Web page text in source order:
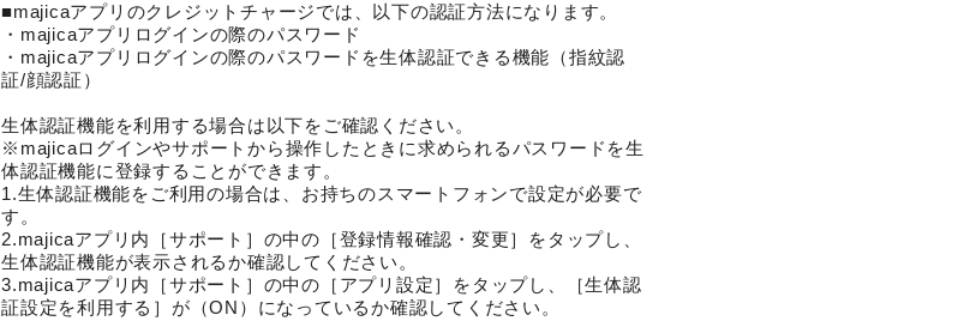
■majicaアプリのクレジットチャージでは、以下の認証方法になります。
・majicaアプリログインの際のパスワード
・majicaアプリログインの際のパスワードを生体認証できる機能（指紋認
証/顔認証）
生体認証機能を利用する場合は以下をご確認ください。
※majicaログインやサポートから操作したときに求められるパスワードを生
体認証機能に登録することができます。
1.生体認証機能をご利用の場合は、お持ちのスマートフォンで設定が必要で
す。
2.majicaアプリ内［サポート］の中の［登録情報確認・変更］をタップし、
生体認証機能が表示されるか確認してください。
3.majicaアプリ内［サポート］の中の［アプリ設定］をタップし、［生体認
証設定を利用する］が（ON）になっているか確認してください。